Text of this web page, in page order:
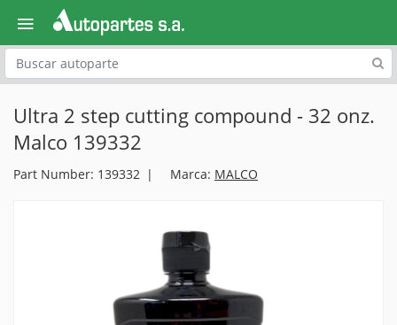
Explora
Ultra 2 step cutting compound - 32 onz.
Malco 139332
Part Number: 139332 Marca: MALCO